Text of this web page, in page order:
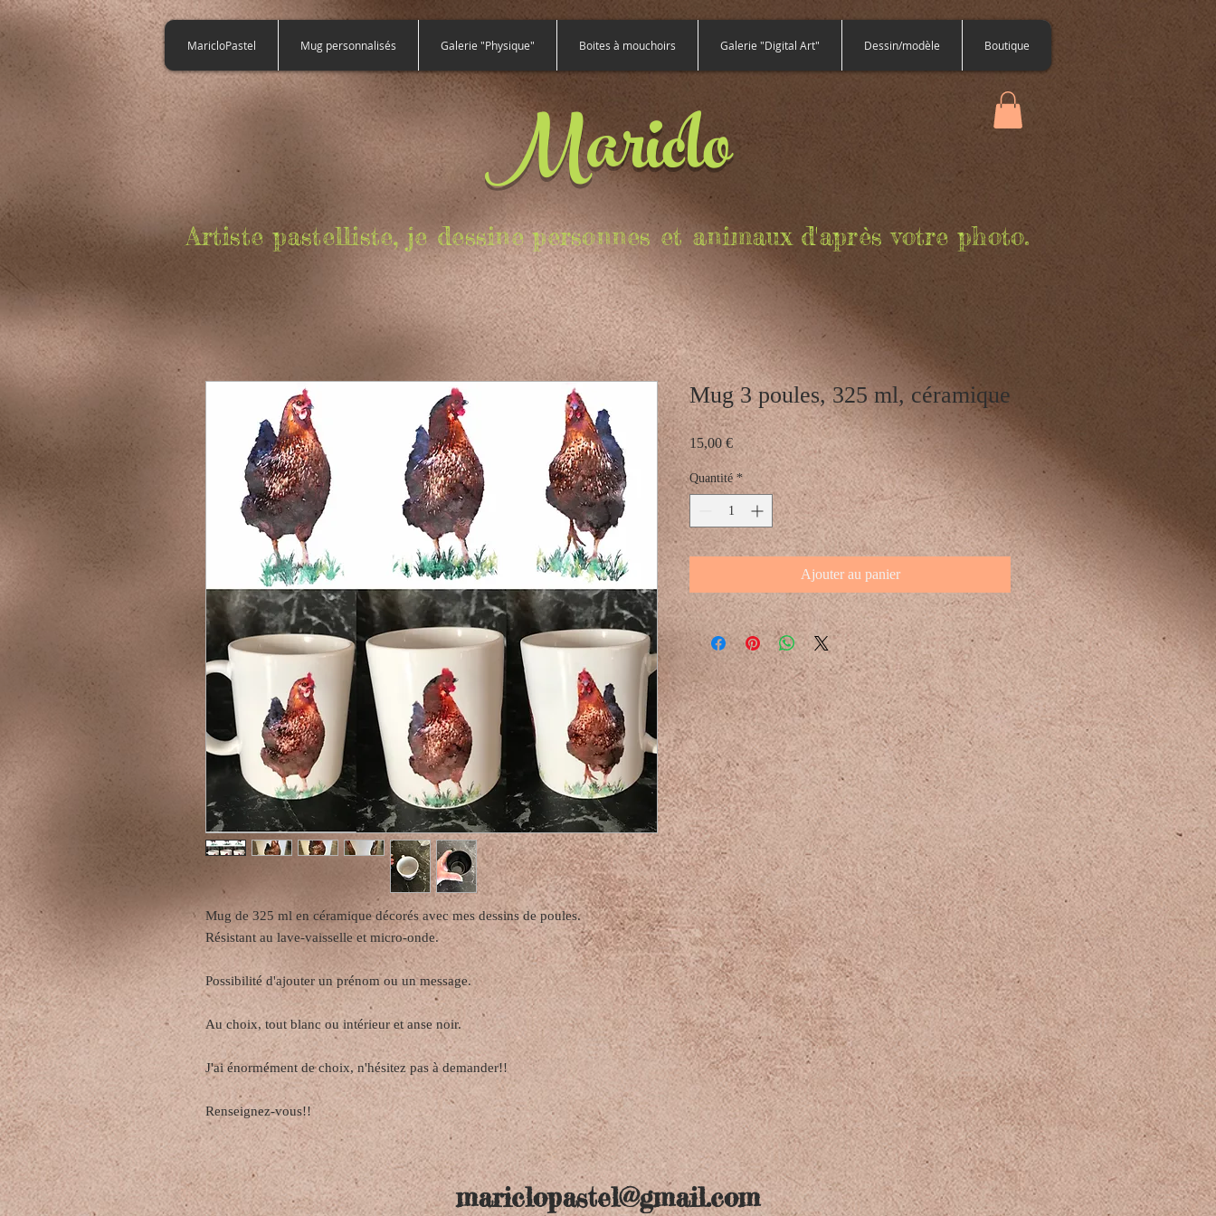
922353725154365
MaricloPastel Mug personnalisés Galerie "Physique" Boites à mouchoirs Galerie "Digital Art" Dessin/modèle Boutique
Mariclo
Artiste pastelliste, je dessine personnes et animaux d'après votre photo.
Mug de 325 ml en céramique décorés avec mes dessins de poules.
Résistant au lave-vaisselle et micro-onde.
Possibilité d'ajouter un prénom ou un message.
Au choix, tout blanc ou intérieur et anse noir.
J'ai énormément de choix, n'hésitez pas à demander!!
Renseignez-vous!!
Mug 3 poules, 325 ml, céramique
15,00 €Prix
Quantité *
Ajouter au panier
mariclopastel@gmail.com